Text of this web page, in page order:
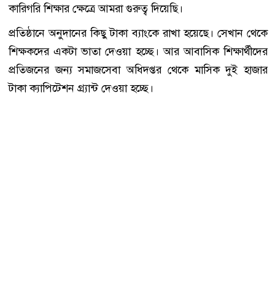
কারিগরি শিক্ষার ক্ষেত্রে আমরা গুরুত্ব দিয়েছি।
প্রতিষ্ঠানে অনুদানের কিছু টাকা ব্যাংকে রাখা হয়েছে। সেখান থেকে
শিক্ষকদের একটা ভাতা দেওয়া হচ্ছে। আর আবাসিক শিক্ষার্থীদের
প্রতিজনের জন্য সমাজসেবা অধিদপ্তর থেকে মাসিক দুই হাজার
টাকা ক্যাপিটেশন গ্র্যান্ট দেওয়া হচ্ছে।